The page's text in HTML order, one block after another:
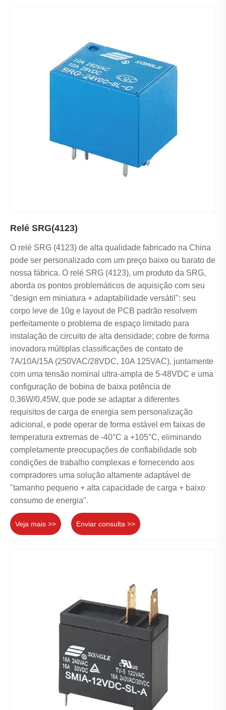
Relé SRG(4123)
O relé SRG (4123) de alta qualidade fabricado na China
pode ser personalizado com um preço baixo ou barato de
nossa fábrica. O relé SRG (4123), um produto da SRG,
aborda os pontos problemáticos de aquisição com seu
"design em miniatura + adaptabilidade versátil": seu
corpo leve de 10g e layout de PCB padrão resolvem
perfeitamente o problema de espaço limitado para
instalação de circuito de alta densidade; cobre de forma
inovadora múltiplas classificações de contato de
7A/10A/15A (250VAC/28VDC, 10A 125VAC), juntamente
com uma tensão nominal ultra-ampla de 5-48VDC e uma
configuração de bobina de baixa potência de
0,36W/0,45W, que pode se adaptar a diferentes
requisitos de carga de energia sem personalização
adicional, e pode operar de forma estável em faixas de
temperatura extremas de -40°C a +105°C, eliminando
completamente preocupações de confiabilidade sob
condições de trabalho complexas e fornecendo aos
compradores uma solução altamente adaptável de
"tamanho pequeno + alta capacidade de carga + baixo
consumo de energia".
Veja mais >> Enviar consulta >>